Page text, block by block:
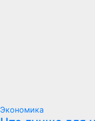
Экономика